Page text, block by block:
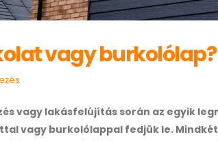
vagy
vagy lakásfelújítás során az egyik
vagy burkolólappal fedjük le.